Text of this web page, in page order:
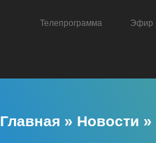
Телепрограмма Эфир
Главная » Новости »